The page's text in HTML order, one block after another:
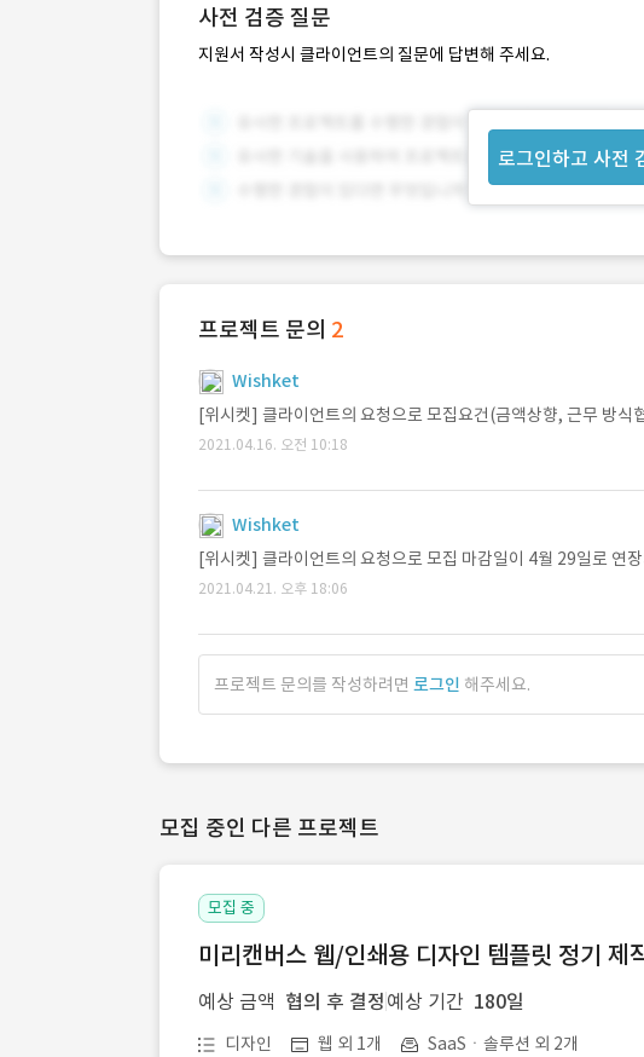
사전 검증 질문
지원서 작성시 클라이언트의 질문에 답변해 주세요.
로그인하고 사전
프로젝트 문의 2
Wishket
[위시켓] 클라이언트의 요청으로 모집요건(금액상향, 근무 방식
2021.04.16. 오전 10:18
Wishket
[위시켓] 클라이언트의 요청으로 모집 마감일이 4월 29일로 연
2021.04.21. 오후 18:06
프로젝트 문의를 작성하려면 로그인 해주세요.
모집 중인 다른 프로젝트
모집 중
미리캔버스 웹/인쇄용 디자인 템플릿 정기 제
예상 금액 협의 후 결정 예상 기간 180일
디자인 웹 외 1개 SaaSㆍ솔루션 외 2개